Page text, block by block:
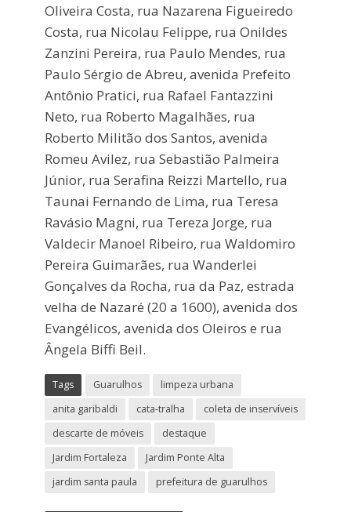
Oliveira Costa, rua Nazarena Figueiredo
Costa, rua Nicolau Felippe, rua Onildes
Zanzini Pereira, rua Paulo Mendes, rua
Paulo Sérgio de Abreu, avenida Prefeito
Antônio Pratici, rua Rafael Fantazzini
Neto, rua Roberto Magalhães, rua
Roberto Militão dos Santos, avenida
Romeu Avilez, rua Sebastião Palmeira
Júnior, rua Serafina Reizzi Martello, rua
Taunai Fernando de Lima, rua Teresa
Ravásio Magni, rua Tereza Jorge, rua
Valdecir Manoel Ribeiro, rua Waldomiro
Pereira Guimarães, rua Wanderlei
Gonçalves da Rocha, rua da Paz, estrada
velha de Nazaré (20 a 1600), avenida dos
Evangélicos, avenida dos Oleiros e rua
Ângela Biffi Beil.
Tags Guarulhos
limpeza urbana
anita garibaldi
cata-tralha
coleta de inservíveis
descarte de móveis
destaque
Jardim Fortaleza
Jardim Ponte Alta
jardim santa paula
prefeitura de guarulhos